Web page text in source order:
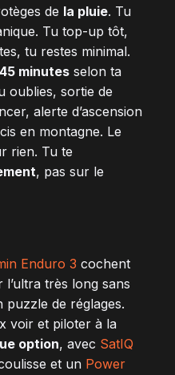
de la pluie. Tu
Tu top-up tôt,
tu restes minimal.
minutes selon ta
oublies, sortie de
alerte d’ascension
en montagne. Le
rien. Tu te
, pas sur le
Enduro 3 cochent
l’ultra très long sans
de réglages.
voir et piloter à la
option, avec SatIQ
et un Power